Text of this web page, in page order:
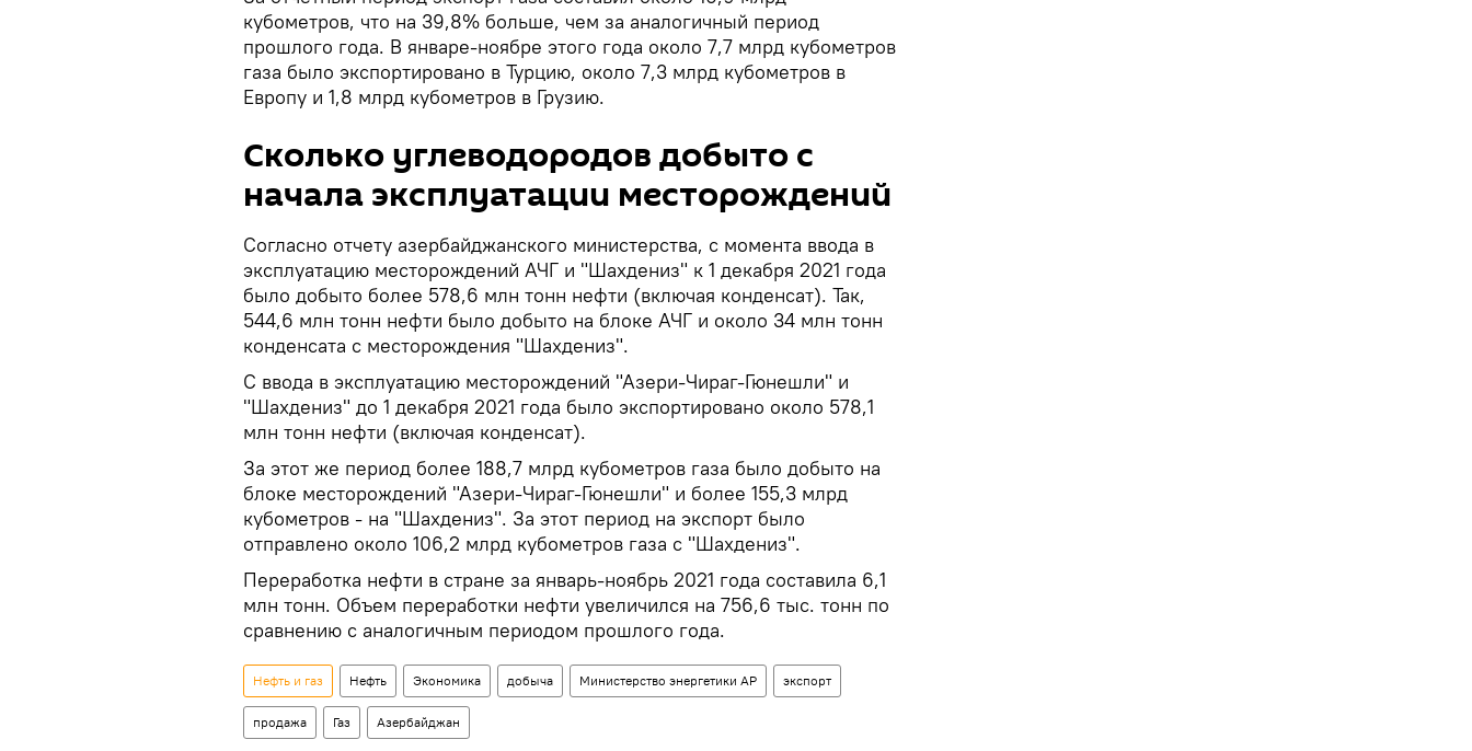
кубометров, что на 39,8% больше, чем за аналогичный период
прошлого года. В январе-ноябре этого года около 7,7 млрд кубометров
газа было экспортировано в Турцию, около 7,3 млрд кубометров в
Европу и 1,8 млрд кубометров в Грузию.
Сколько углеводородов добыто с
начала эксплуатации месторождений
Согласно отчету азербайджанского министерства, с момента ввода в
эксплуатацию месторождений АЧГ и "Шахдениз" к 1 декабря 2021 года
было добыто более 578,6 млн тонн нефти (включая конденсат). Так,
544,6 млн тонн нефти было добыто на блоке АЧГ и около 34 млн тонн
конденсата с месторождения "Шахдениз".
С ввода в эксплуатацию месторождений "Азери-Чираг-Гюнешли" и
"Шахдениз" до 1 декабря 2021 года было экспортировано около 578,1
млн тонн нефти (включая конденсат).
За этот же период более 188,7 млрд кубометров газа было добыто на
блоке месторождений "Азери-Чираг-Гюнешли" и более 155,3 млрд
кубометров - на "Шахдениз". За этот период на экспорт было
отправлено около 106,2 млрд кубометров газа с "Шахдениз".
Переработка нефти в стране за январь-ноябрь 2021 года составила 6,1
млн тонн. Объем переработки нефти увеличился на 756,6 тыс. тонн по
сравнению с аналогичным периодом прошлого года.
Нефть и газ Нефть Экономика добыча Министерство энергетики АР экспорт
продажа Газ Азербайджан